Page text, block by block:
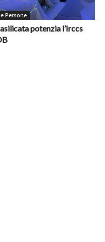
Persone
potenzia l’Irccs